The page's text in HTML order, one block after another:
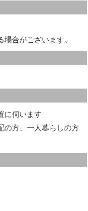
のものから小物ま
合がございます。
に伺います
の方、一人暮らしの方